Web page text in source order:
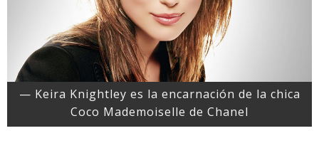
— Keira Knightley es la encarnación de la chica
Coco Mademoiselle de Chanel